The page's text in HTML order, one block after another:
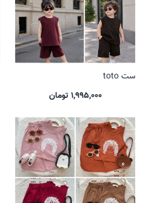
ست toto
1,995,000 تومان